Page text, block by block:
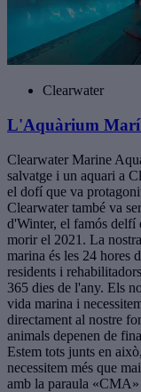
Clearwater
L'Aquàrium Marí
Clearwater Marine
salvatge i un aquari a
el dofí que va
Clearwater també va
d'Winter, el famós delfí
morir el 2021. La
marina és les 24 hores
residents i
365 dies de l'any. Els
vida marina i
directament al nostre
animals depenen de
Estem tots junts en
necessitem més que
amb la paraula